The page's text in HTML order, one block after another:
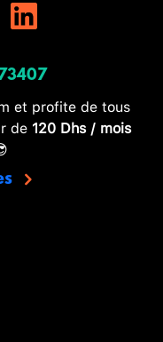
et profite de tous
de 120 Dhs / mois